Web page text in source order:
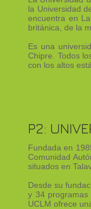
la Universidad
encuentra en
británica, de la
Es una
Chipre. Todos
con los altos
P2:
Fundada en
Comunidad
situados en
Desde su
y 34 programas
UCLM ofrece